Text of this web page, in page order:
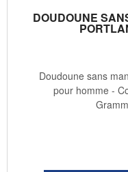
DOUDOUNE
Doudoune sans
pour homme -